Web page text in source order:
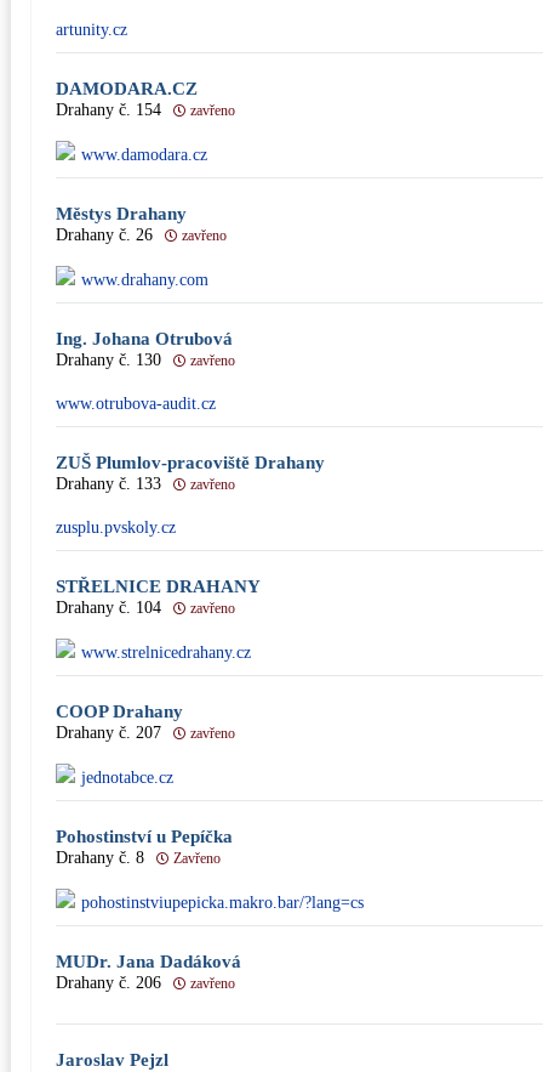
artunity.cz
DAMODARA.CZ
Drahany č. 154 zavřeno
www.damodara.cz
Městys Drahany
Drahany č. 26 zavřeno
www.drahany.com
Ing. Johana Otrubová
Drahany č. 130 zavřeno
www.otrubova-audit.cz
ZUŠ Plumlov-pracoviště Drahany
Drahany č. 133 zavřeno
zusplu.pvskoly.cz
STŘELNICE DRAHANY
Drahany č. 104 zavřeno
www.strelnicedrahany.cz
COOP Drahany
Drahany č. 207 zavřeno
jednotabce.cz
Pohostinství u Pepíčka
Drahany č. 8 Zavřeno
pohostinstviupepicka.makro.bar/?lang=cs
MUDr. Jana Dadáková
Drahany č. 206 zavřeno
Jaroslav Pejzl